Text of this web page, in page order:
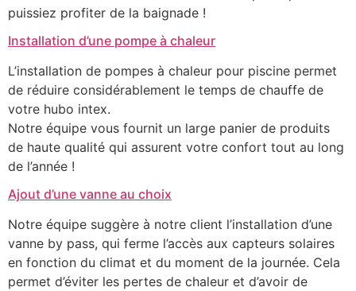
puissiez profiter de la baignade !
Installation d’une pompe à chaleur
L’installation de pompes à chaleur pour piscine permet
de réduire considérablement le temps de chauffe de
votre hubo intex.
Notre équipe vous fournit un large panier de produits
de haute qualité qui assurent votre confort tout au long
de l’année !
Ajout d’une vanne au choix
Notre équipe suggère à notre client l’installation d’une
vanne by pass, qui ferme l’accès aux capteurs solaires
en fonction du climat et du moment de la journée. Cela
permet d’éviter les pertes de chaleur et d’avoir de